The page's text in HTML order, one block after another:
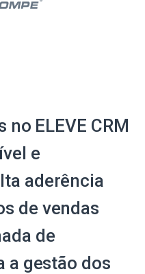
ELEVE CRM
e
aderência
de vendas
de
a gestão dos